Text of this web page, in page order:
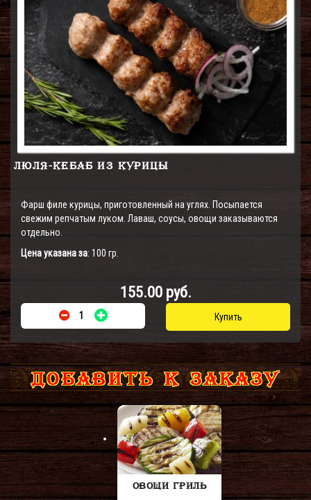
ЛЮЛЯ-КЕБАБ ИЗ КУРИЦЫ
Фарш филе курицы, приготовленный на углях. Посыпается
свежим репчатым луком. Лаваш, соусы, овощи заказываются
отдельно.
Цена указана за: 100 гр.
155.00 руб.
Купить
ДОБАВИТЬ К ЗАКАЗУ
ОВОЩИ ГРИЛЬ